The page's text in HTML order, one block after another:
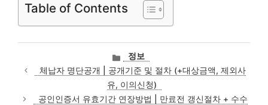
Table of Contents
카
테
고
리
정보
체납자 명단공개 | 공개기준 및 절차 (+대상금액, 제외사
유, 이의신청)
공인인증서 유효기간 연장방법 | 만료전 갱신절차 + 수수